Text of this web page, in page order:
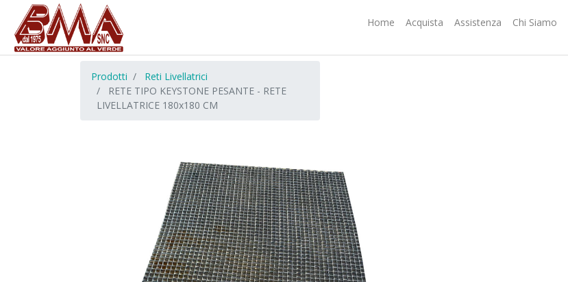
Home Acquista Assistenza Chi Siamo
Prodotti
Reti Livellatrici
RETE TIPO KEYSTONE PESANTE - RETE
LIVELLATRICE 180x180 CM